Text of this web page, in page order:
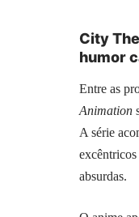
City
humor
Entre as
Animation
A série
absurdas.